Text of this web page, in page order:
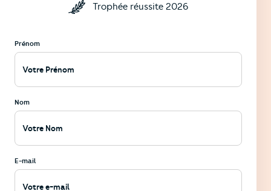
Trophée réussite 2026
Prénom
Nom
E-mail